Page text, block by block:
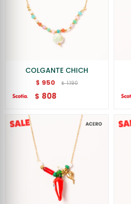
COLGANTE CHICH
$ 950 $ 1.190
$ 808